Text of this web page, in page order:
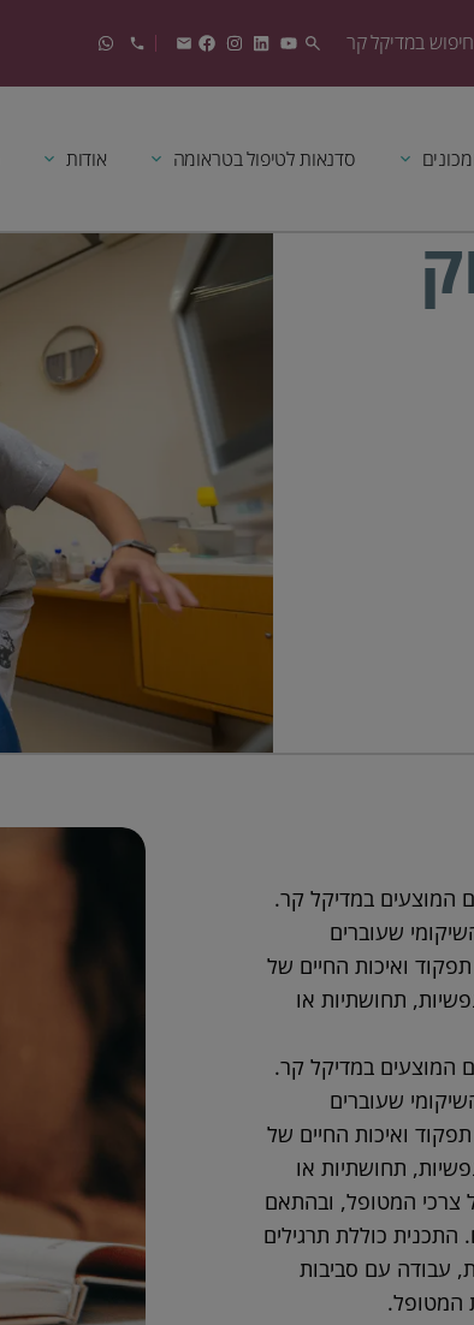
סדנאות לטיפול בטראומה אודות
המוצעים במדיקל קר.
שעוברים
ואיכות החיים של
תחושתיות או
המוצעים במדיקל קר.
שעוברים
ואיכות החיים של
תחושתיות או
צרכי המטופל, ובהתאם
התכנית כוללת תרגילים
עבודה עם סביבות
המטופל.